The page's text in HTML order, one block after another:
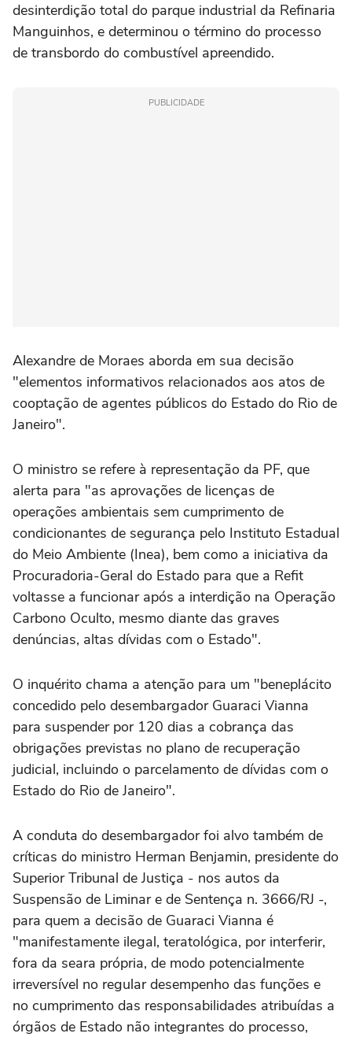
desinterdição total do parque industrial da Refinaria
Manguinhos, e determinou o término do processo
de transbordo do combustível apreendido.
PUBLICIDADE
Alexandre de Moraes aborda em sua decisão
"elementos informativos relacionados aos atos de
cooptação de agentes públicos do Estado do Rio de
Janeiro".
O ministro se refere à representação da PF, que
alerta para "as aprovações de licenças de
operações ambientais sem cumprimento de
condicionantes de segurança pelo Instituto Estadual
do Meio Ambiente (Inea), bem como a iniciativa da
Procuradoria-Geral do Estado para que a Refit
voltasse a funcionar após a interdição na Operação
Carbono Oculto, mesmo diante das graves
denúncias, altas dívidas com o Estado".
O inquérito chama a atenção para um "beneplácito
concedido pelo desembargador Guaraci Vianna
para suspender por 120 dias a cobrança das
obrigações previstas no plano de recuperação
judicial, incluindo o parcelamento de dívidas com o
Estado do Rio de Janeiro".
A conduta do desembargador foi alvo também de
críticas do ministro Herman Benjamin, presidente do
Superior Tribunal de Justiça - nos autos da
Suspensão de Liminar e de Sentença n. 3666/RJ -,
para quem a decisão de Guaraci Vianna é
"manifestamente ilegal, teratológica, por interferir,
fora da seara própria, de modo potencialmente
irreversível no regular desempenho das funções e
no cumprimento das responsabilidades atribuídas a
órgãos de Estado não integrantes do processo,